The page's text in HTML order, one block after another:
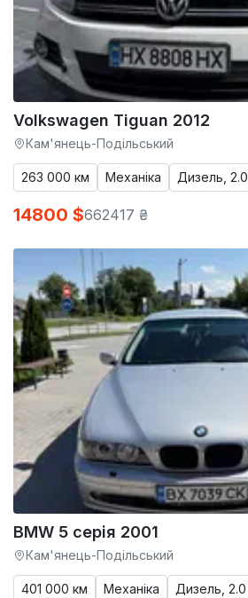
Volkswagen Tiguan 2012
Кам'янець-Подільський
263 000 км Механіка Дизель, 2.0
14800 $662417 ₴
BMW 5 серія 2001
Кам'янець-Подільський
401 000 км Механіка Дизель, 2.0